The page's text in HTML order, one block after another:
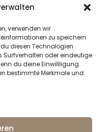
verwenden wir
zu speichern
diesen Technologien
Surfverhalten oder eindeutige
du deine Einwillligung
bestimmte Merkmale und